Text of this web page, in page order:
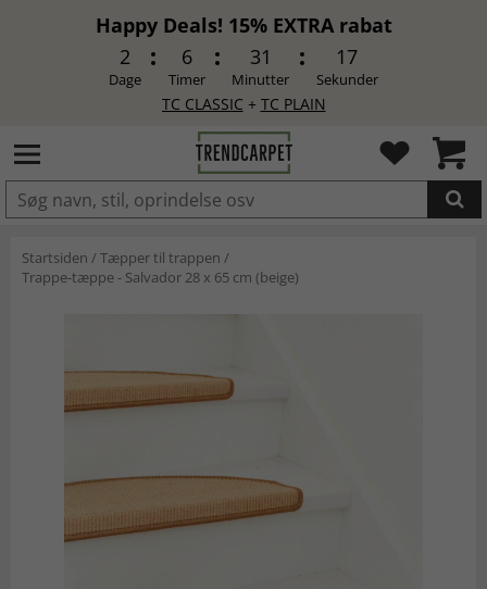
Happy Deals! 15% EXTRA rabat
2
Dage
6
Timer
31
Minutter
16
Sekunder
TC CLASSIC + TC PLAIN
LAGT I INDKØBSKURVEN.
Startsiden /Tæpper til trappen /
Trappe-tæppe - Salvador 28 x 65 cm (beige)